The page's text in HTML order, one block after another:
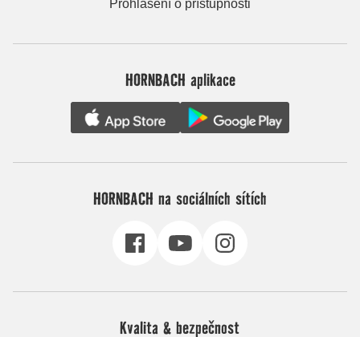
Prohlášení o přístupnosti
HORNBACH aplikace
HORNBACH na sociálních sítích
Kvalita & bezpečnost